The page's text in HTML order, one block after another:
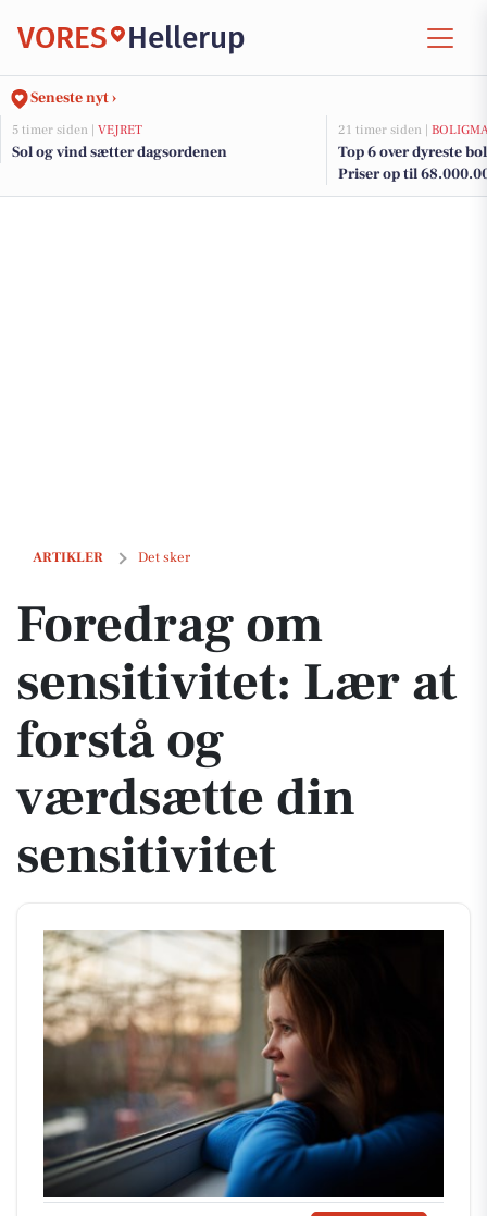
VORES Hellerup
Seneste nyt ›
5 timer siden | VEJRET
Sol og vind sætter dagsordenen
21 timer siden |
Top 6 over dyreste
Priser op til
ARTIKLER Det sker
Foredrag om sensitivitet: Lær at forstå og værdsætte din sensitivitet
Foredrag om
sensitivitet: Lær at
forstå og
værdsætte din
sensitivitet